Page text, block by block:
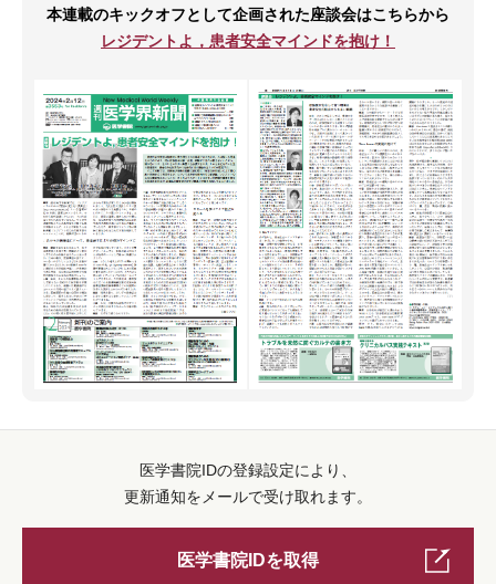
本連載のキックオフとして企画された座談会はこちらから
レジデントよ，患者安全マインドを抱け！
医学書院IDの登録設定により、
更新通知をメールで受け取れます。
医学書院IDを取得